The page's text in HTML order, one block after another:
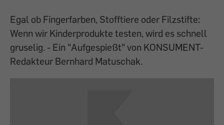
Egal ob Fingerfarben, Stofftiere oder Filzstifte:
Wenn wir Kinderprodukte testen, wird es schnell
gruselig. - Ein "Aufgespießt" von KONSUMENT-
Redakteur Bernhard Matuschak.